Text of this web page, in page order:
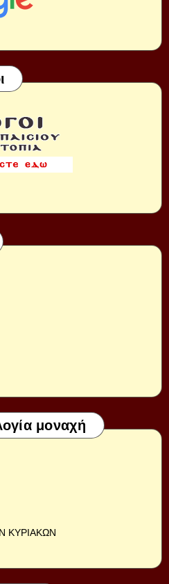
μοναχή
ΚΥΡΙΑΚΩΝ